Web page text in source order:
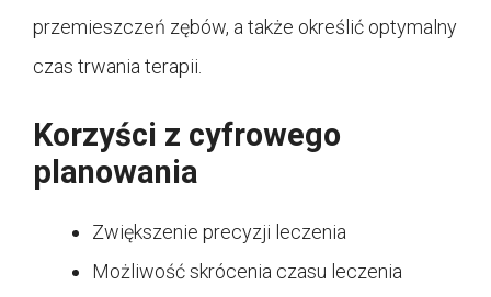
przemieszczeń zębów, a także określić optymalny
czas trwania terapii.
Korzyści z cyfrowego
planowania
Zwiększenie precyzji leczenia
Możliwość skrócenia czasu leczenia